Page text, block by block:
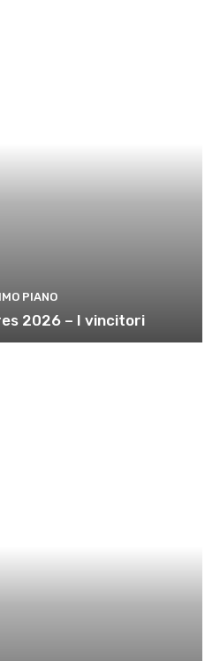
PIANO
2026 – I vincitori